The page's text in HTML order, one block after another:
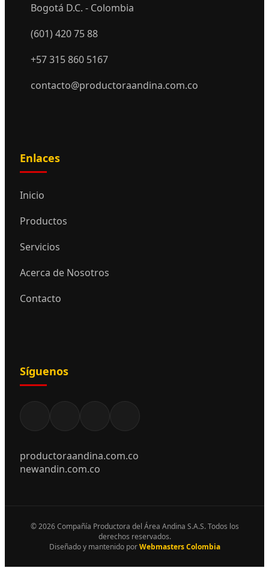
Bogotá D.C. - Colombia
(601) 420 75 88
+57 315 860 5167
contacto@productoraandina.com.co
Enlaces
Inicio
Productos
Servicios
Acerca de Nosotros
Contacto
Síguenos
productoraandina.com.co
newandin.com.co
© 2026 Compañía Productora del Área Andina S.A.S. Todos los
derechos reservados.
Diseñado y mantenido porWebmasters Colombia